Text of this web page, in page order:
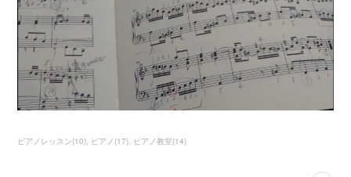
ピアノレッスン(10) ピアノ (17) ピアノ教室(14)